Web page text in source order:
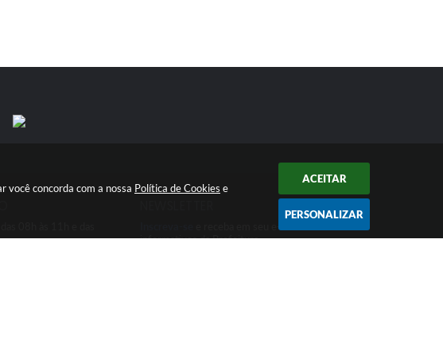
você concorda com a nossa Política de Cookies e
ACEITAR
PERSONALIZAR
e receba em seu e-mail
informativos da Prefeitura